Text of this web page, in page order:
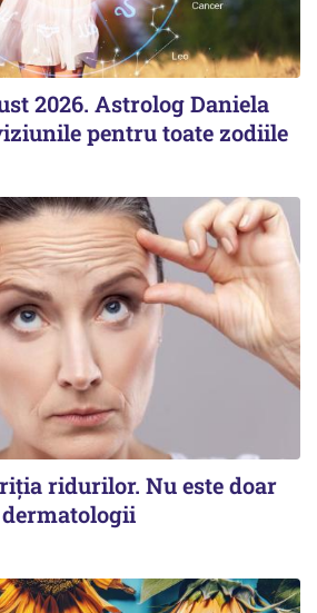
2026. Astrolog Daniela
pentru toate zodiile
ridurilor. Nu este doar